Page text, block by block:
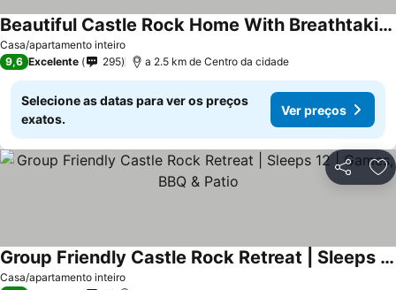
Casa/apartamento inteiro
Beautiful Castle Rock Home With Breathtaking Mountain Views !
Ver preços
9,6 Excelente 295 a 2.5 km de Centro da cidade
Selecione as datas para ver os preços
exatos.
Ver preços
Partilhar
Casa/apartamento inteiro
Group Friendly Castle Rock Retreat | Sleeps 12 | Games, BBQ & Patio
Ver preços